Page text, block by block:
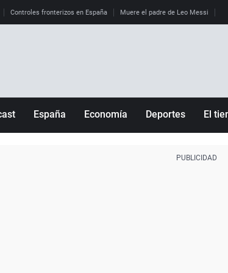
Controles fronterizos en España Muere el padre de Leo Messi
España Economía Deportes El